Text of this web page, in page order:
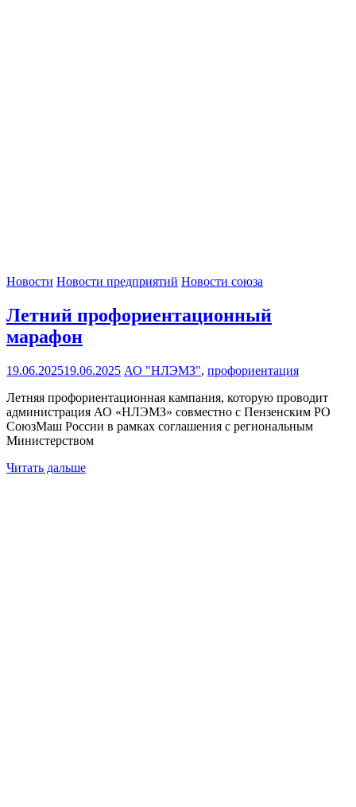
Новости Новости предприятий Новости союза
Летний профориентационный
марафон
19.06.202519.06.2025 АО "НЛЭМЗ", профориентация
Летняя профориентационная кампания, которую проводит
администрация АО «НЛЭМЗ» совместно с Пензенским РО
СоюзМаш России в рамках соглашения с региональным
Министерством
Читать дальше